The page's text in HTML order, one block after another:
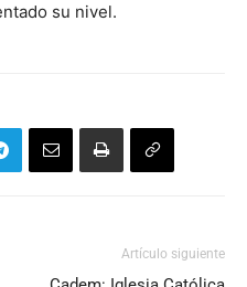
su nivel.
Artículo siguiente